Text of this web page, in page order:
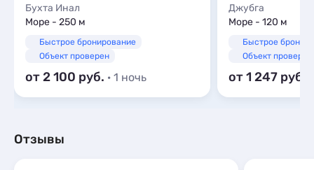
Бухта Инал
Море - 250 м
Быстрое бронирование
Объект проверен
от 2 100 · 1 ночь
Джубга
Море - 120 м
Быстрое
Объект проверен
от 1 247
Отзывы